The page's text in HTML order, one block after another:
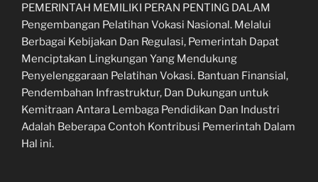
PEMERINTAH MEMILIKI PERAN PENTING DALAM
Pengembangan Pelatihan Vokasi Nasional. Melalui
Berbagai Kebijakan Dan Regulasi, Pemerintah Dapat
Menciptakan Lingkungan Yang Mendukung
Penyelenggaraan Pelatihan Vokasi. Bantuan Finansial,
Pendembahan Infrastruktur, Dan Dukungan untuk
Kemitraan Antara Lembaga Pendidikan Dan Industri
Adalah Beberapa Contoh Kontribusi Pemerintah Dalam
Hal ini.